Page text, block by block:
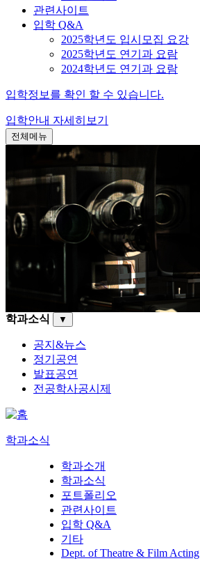
관련사이트
입학 Q&A
2025학년도 입시모집 요강
2025학년도 연기과 요람
2024학년도 연기과 요람
입학정보를 확인 할 수 있습니다.
입학안내 자세히보기
전체메뉴
학과소식 ▼
공지&뉴스
정기공연
발표공연
전공학사공시제
학과소식
학과소개
학과소식
포트폴리오
관련사이트
입학 Q&A
기타
Dept. of Theatre & Film Acting